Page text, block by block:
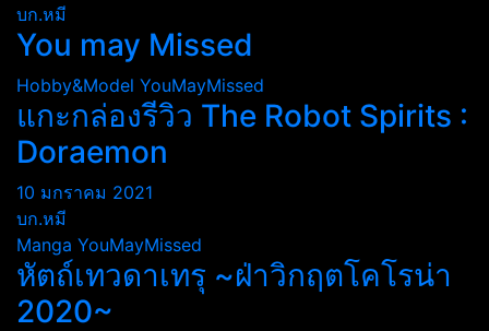
บก.หมี
You may Missed
Hobby&Model YouMayMissed
แกะกล่องรีวิว The Robot Spirits :
Doraemon
10 มกราคม 2021
บก.หมี
Manga YouMayMissed
หัตถ์เทวดาเทรุ ~ฝ่าวิกฤตโคโรน่า
2020~